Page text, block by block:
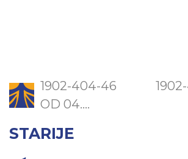
1902-404-46
OD 04....
STARIJE